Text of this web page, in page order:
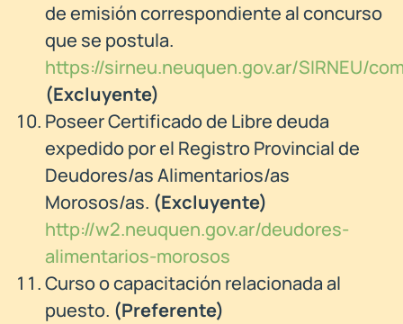
de emisión correspondiente al concurso
que se postula.
https://sirneu.neuquen.gov.ar/SIRNEU/
(Excluyente)
Poseer Certificado de Libre deuda
expedido por el Registro Provincial de
Deudores/as Alimentarios/as
Morosos/as. (Excluyente)
http://w2.neuquen.gov.ar/deudores-
alimentarios-morosos
Curso o capacitación relacionada al
puesto. (Preferente)